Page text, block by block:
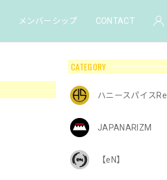
メンバーシップ CONTACT
CATEGORY
ハニースパイスRe.
JAPANARIZM
【eN】